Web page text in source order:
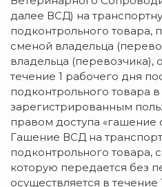
далее ВСД) на
подконтрольного
сменой владельца
владельца (перевозчика),
течение 1 рабочего дня
подконтрольного товара
зарегистрированным
правом доступа «гашение
Гашение ВСД на
подконтрольного товара,
которую передается без
осуществляется в